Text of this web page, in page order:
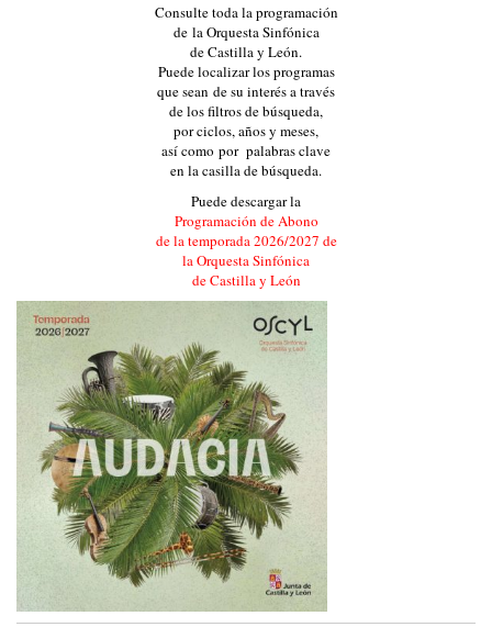
Consulte toda la programación
de la Orquesta Sinfónica
de Castilla y León.
Puede localizar los programas
que sean de su interés a través
de los filtros de búsqueda,
por ciclos, años y meses,
así como por palabras clave
en la casilla de búsqueda.
Puede descargar la
Programación de Abono
de la temporada 2026/2027 de
la Orquesta Sinfónica
de Castilla y León